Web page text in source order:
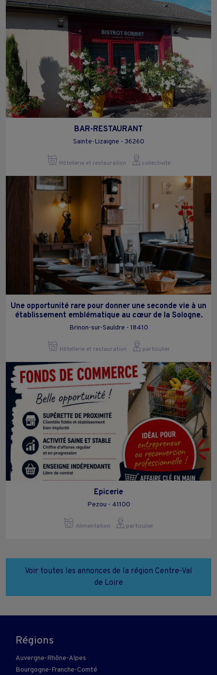
BAR-RESTAURANT
Sainte-Lizaigne - 36260
Hôtellerie et restauration collectivite
Une opportunité rare pour donner une seconde vie à un
établissement emblématique au cœur de la Sologne.
Brinon-sur-Sauldre - 18410
Hôtellerie et restauration particulier
Epicerie
Pezou - 41100
Alimentation particulier
Voir toutes les annonces de la région Centre-Val
de Loire
Régions
Auvergne-Rhône-Alpes
Bourgogne-Franche-Comté